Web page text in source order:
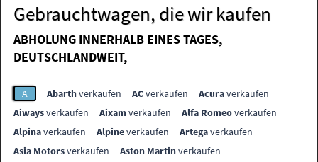
Gebrauchtwagen, die wir kaufen
ABHOLUNG INNERHALB EINES TAGES,
DEUTSCHLANDWEIT,
A Abarthverkaufen ACverkaufen Acuraverkaufen
Aiwaysverkaufen Aixamverkaufen Alfa Romeoverkaufen
Alpinaverkaufen Alpineverkaufen Artegaverkaufen
Asia Motorsverkaufen Aston Martinverkaufen